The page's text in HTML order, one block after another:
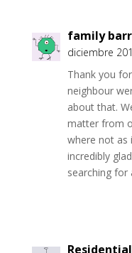
family
diciembre
Thank you
neighbour
about that.
matter from
where not as
incredibly
searching for